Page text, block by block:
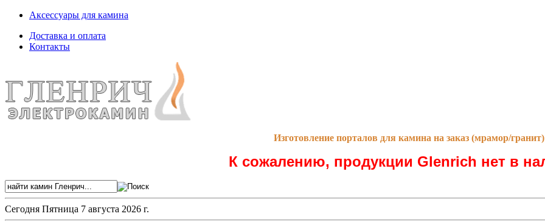
Аксессуары для камина
Доставка и оплата
Контакты
Изготовление порталов для камина на заказ (мрамор/гранит)
К сожалению, продукции Glenrich нет в
Сегодня Пятница 7 августа 2026 г.